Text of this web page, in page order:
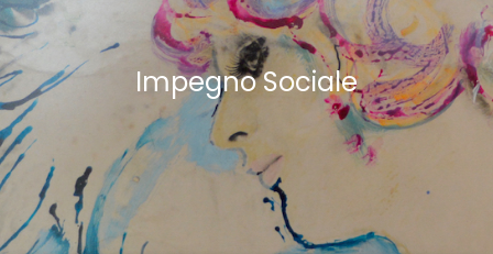
Impegno Sociale